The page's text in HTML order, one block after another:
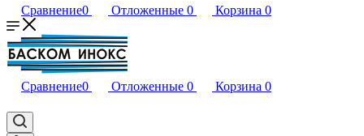
Сравнение0 Отложенные 0 Корзина 0
Сравнение0 Отложенные 0 Корзина 0